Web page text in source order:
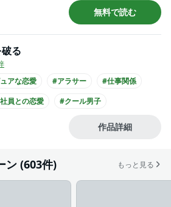
#王族・貴族との恋愛
#黒髪男子
無料で読む
る
アな恋愛
#アラサー
#仕事関係
員との恋愛
#クール男子
#主人公が会社員
作品詳細
ン (603件) もっと見る